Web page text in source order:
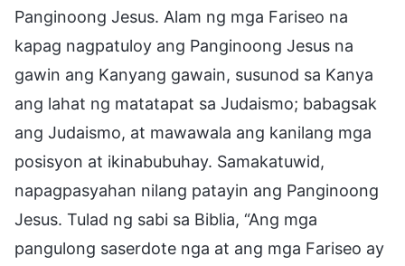
Panginoong Jesus. Alam ng mga Fariseo na
kapag nagpatuloy ang Panginoong Jesus na
gawin ang Kanyang gawain, susunod sa Kanya
ang lahat ng matatapat sa Judaismo; babagsak
ang Judaismo, at mawawala ang kanilang mga
posisyon at ikinabubuhay. Samakatuwid,
napagpasyahan nilang patayin ang Panginoong
Jesus. Tulad ng sabi sa Biblia, “Ang mga
pangulong saserdote nga at ang mga Fariseo ay